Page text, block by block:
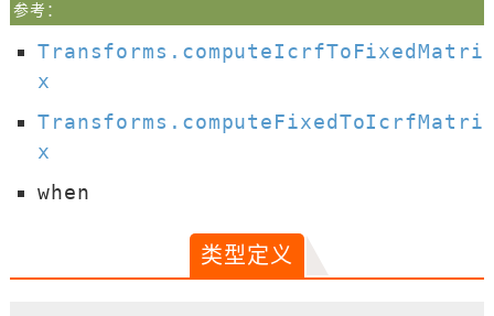
参考：
Transforms.computeIcrfToFixedMatri
x
Transforms.computeFixedToIcrfMatri
x
when
类型定义